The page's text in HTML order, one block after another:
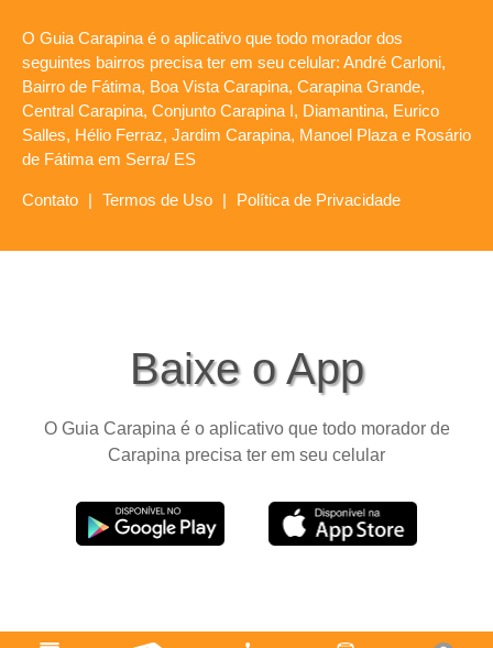
O Guia Carapina é o aplicativo que todo morador dos
seguintes bairros precisa ter em seu celular: André Carloni,
Bairro de Fátima, Boa Vista Carapina, Carapina Grande,
Central Carapina, Conjunto Carapina I, Diamantina, Eurico
Salles, Hélio Ferraz, Jardim Carapina, Manoel Plaza e Rosário
de Fátima em Serra/ ES
Contato | Termos de Uso | Política de Privacidade
Baixe o App
O Guia Carapina é o aplicativo que todo morador de
Carapina precisa ter em seu celular